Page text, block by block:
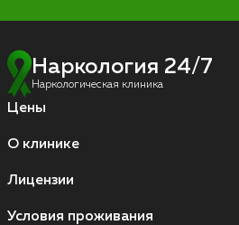
Наркология 24/7
Наркологическая клиника
Цены
О клинике
Лицензии
Условия проживания